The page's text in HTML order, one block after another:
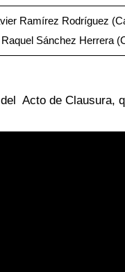
Ramírez Rodríguez
Sánchez Herrera
Acto de Clausura,